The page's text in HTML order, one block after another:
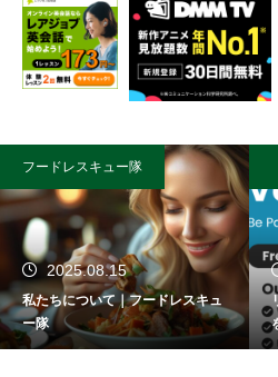
フードレスキュー隊
2025.08.15
私たちについて｜フードレスキュ
ー隊